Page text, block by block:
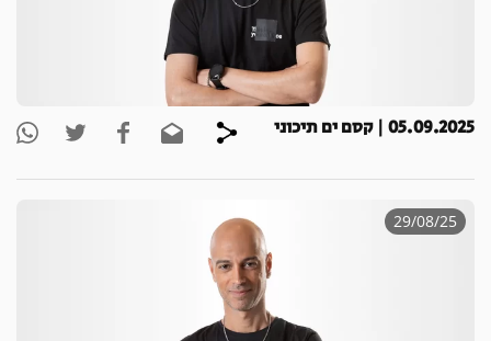
05.09.2025 | קסם ים תיכוני
29/08/25